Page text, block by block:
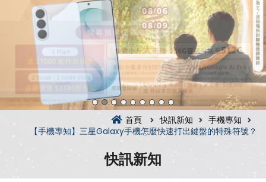
首頁 快訊新知
手機專知
【手機專知】三星Galaxy手機怎麼快速打出鍵盤的特殊符號？
快訊新知